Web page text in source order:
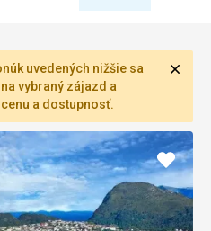
uvedených nižšie sa
vybraný zájazd a
a dostupnosť.
Pridať
do